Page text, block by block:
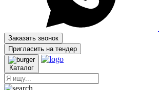
Заказать звонок
Пригласить на тендер
Каталог